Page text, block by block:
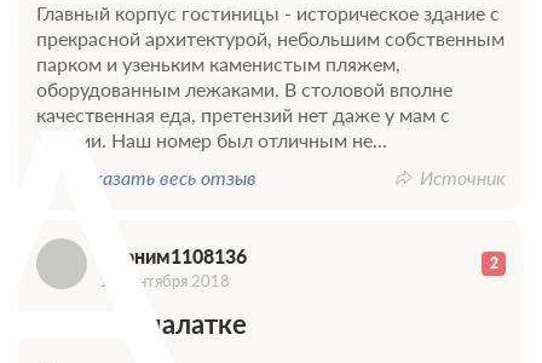
Главный корпус гостиницы - историческое здание с
прекрасной архитектурой, небольшим собственным
парком и узеньким каменистым пляжем,
оборудованным лежаками. В столовой вполне
качественная еда, претензий нет даже у мам с
детьми. Наш номер был отличным не...
Показать весь отзыв
Источник
Аноним1108136 2
10 сентября 2018
Лучше в палатке